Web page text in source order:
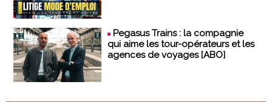
Pegasus Trains : la compagnie
qui aime les tour-opérateurs et les
agences de voyages [ABO]